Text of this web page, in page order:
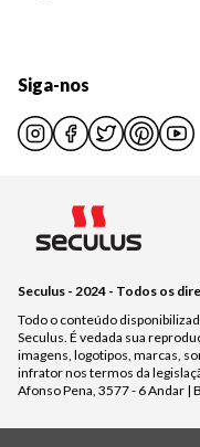
Siga-nos
Seculus - 2024 - Todos os
Todo o conteúdo
Seculus. É vedada sua
imagens, logotipos, marcas,
infrator nos termos da
Afonso Pena, 3577 - 6 Andar |